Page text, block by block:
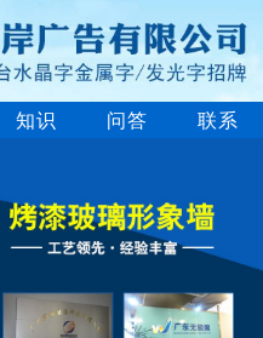
知识 问答 联系